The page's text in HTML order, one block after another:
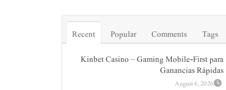
Recent Popular Comments
Tags
Kinbet Casino – Gaming Mobile‑First para
Ganancias Rápidas
August 6, 2026